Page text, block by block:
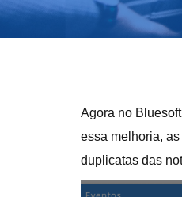
Agora no
essa melhoria,
duplicatas das